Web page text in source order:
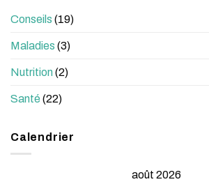
Conseils (19)
Maladies (3)
Nutrition(2)
Santé(22)
Calendrier
août 2026